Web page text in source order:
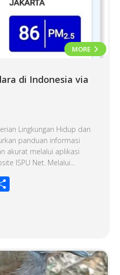
MORE
di Indonesia via
Lingkungan Hidup dan
panduan informasi
akurat melalui aplikasi
ISPU Net. Melalui...